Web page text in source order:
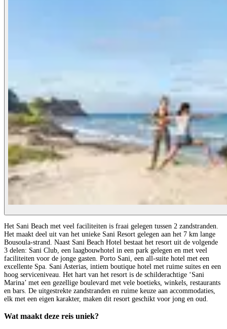
Het Sani Beach met veel faciliteiten is fraai gelegen tussen 2 zandstranden.
Het maakt deel uit van het unieke Sani Resort gelegen aan het 7 km lange
Bousoula-strand. Naast Sani Beach Hotel bestaat het resort uit de volgende
3 delen: Sani Club, een laagbouwhotel in een park gelegen en met veel
faciliteiten voor de jonge gasten. Porto Sani, een all-suite hotel met een
excellente Spa. Sani Asterias, intiem boutique hotel met ruime suites en een
hoog serviceniveau. Het hart van het resort is de schilderachtige ‘Sani
Marina’ met een gezellige boulevard met vele boetieks, winkels, restaurants
en bars. De uitgestrekte zandstranden en ruime keuze aan accommodaties,
elk met een eigen karakter, maken dit resort geschikt voor jong en oud.
Wat maakt deze reis uniek?